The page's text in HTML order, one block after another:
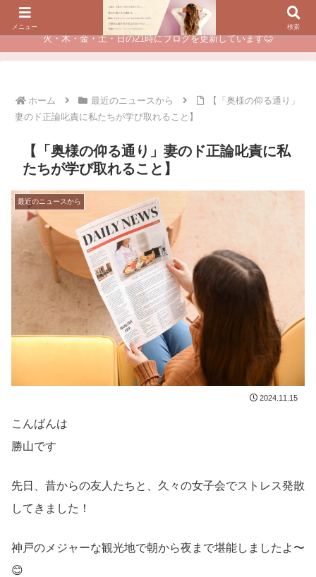
夫に不倫されたつらい経験が、あなたのチャンスに変わるカウンセリング
火・木・金・土・日の21時にブログを更新しています😊
ホーム 最近のニュースから
【「奥様の仰る通り」
妻のド正論叱責に私たちが学び取れること】
【「奥様の仰る通り」妻のド正論叱責に私
たちが学び取れること】
最近のニュースから
2024.11.15
こんばんは
勝山です
先日、昔からの友人たちと、久々の女子会でストレス発散
してきました！
神戸のメジャーな観光地で朝から夜まで堪能しましたよ〜
😊
メニュー 検索